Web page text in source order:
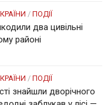
/ ПОДІЇ
два цивільні
районі
/ ПОДІЇ
знайшли дворічного